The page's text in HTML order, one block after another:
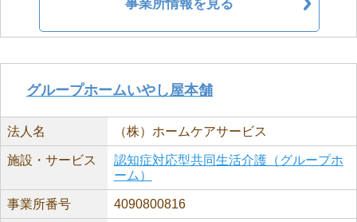
事業所情報を見る
グループホームいやし屋本舗
法人名 （株）ホームケアサービス
施設・サービス
認知症対応型共同生活介護（グループホ
ーム）
事業所番号 4090800816